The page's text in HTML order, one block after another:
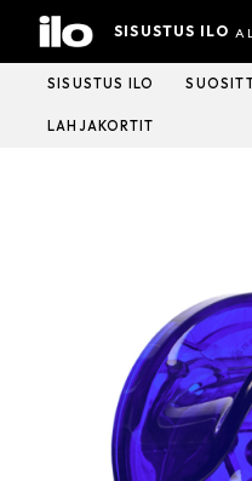
Hyppää
sisältöön
SISUSTUS ILO
SISUSTUS ILO
LAHJAKORTIT